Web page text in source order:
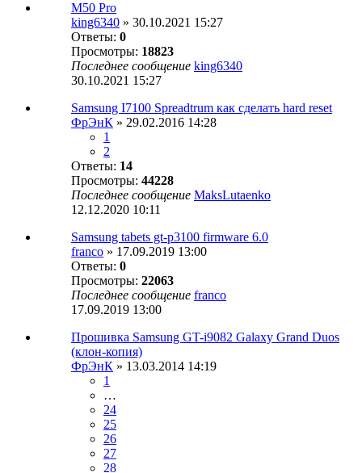
M50 Pro
king6340 » 30.10.2021 15:27
Ответы: 0
Просмотры: 18823
Последнее сообщение king6340
30.10.2021 15:27
Samsung I7100 Spreadtrum как сделать hard reset
ФрЭнК » 29.02.2016 14:28
1
2
Ответы: 14
Просмотры: 44228
Последнее сообщение MaksLutaenko
12.12.2020 10:11
Samsung tabets gt-p3100 firmware 6.0
franco » 17.09.2019 13:00
Ответы: 0
Просмотры: 22063
Последнее сообщение franco
17.09.2019 13:00
Прошивка Samsung GT-i9082 Galaxy Grand Duos
(клон-копия)
ФрЭнК » 13.03.2014 14:19
1
…
24
25
26
27
28